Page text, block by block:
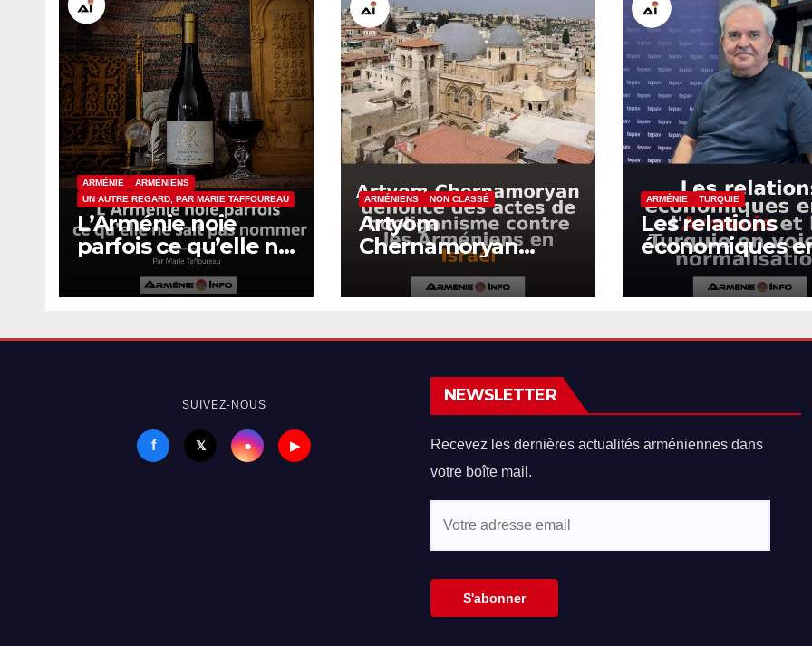
ARMÉNIE
ARMÉNIENS
UN AUTRE REGARD, PAR MARIE TAFFOUREAU
L’Arménie noie
parfois ce qu’elle ne
sait pas nommer
ARMÉNIENS NON CLASSÉ
Artyom
Chernamoryan
dénonce des actes
de hooliganisme
Arméniens en Israël
ARMÉNIE TURQUIE
Les relations
économiques
l’Arménie et la
Turquie en
SUIVEZ-NOUS
f 𝕏 ● ▶
NEWSLETTER
Recevez les dernières actualités arméniennes dans
votre boîte mail.
S'abonner